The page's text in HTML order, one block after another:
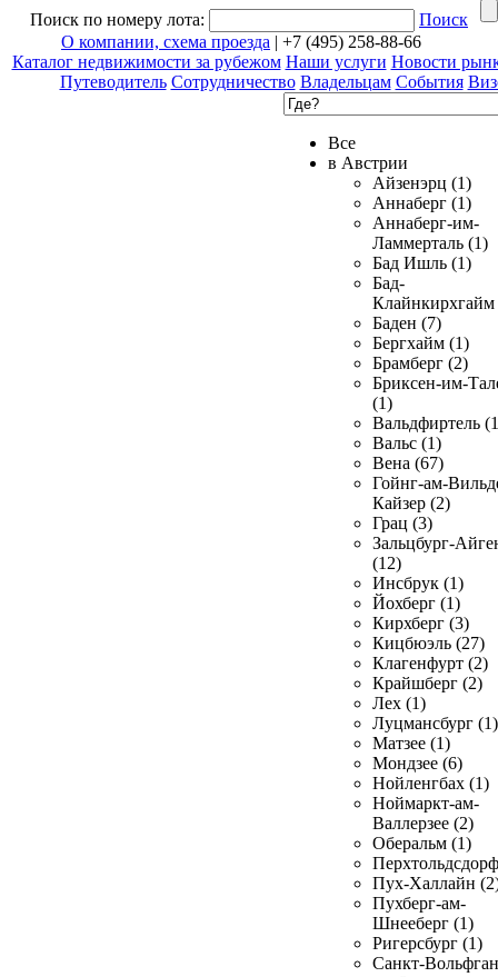
Поиск по номеру лота:
Поиск
О компании, схема проезда | +7 (495) 258-88-66
Каталог недвижимости за рубежом Наши услуги Новости
Путеводитель Сотрудничество Владельцам События
Все
в Австрии
Айзенэрц (1)
Аннаберг (1)
Аннаберг-им-
Ламмерталь (1)
Бад Ишль (1)
Бад-
Клайнкирхгайм
Баден (7)
Бергхайм (1)
Брамберг (2)
Бриксен-им-
(1)
Вальдфиртель
Вальс (1)
Вена (67)
Гойнг-ам-
Кайзер (2)
Грац (3)
Зальцбург-
(12)
Инсбрук (1)
Йохберг (1)
Кирхберг (3)
Кицбюэль (27)
Клагенфурт (2)
Крайшберг (2)
Лех (1)
Луцмансбург (1)
Матзее (1)
Мондзее (6)
Нойленгбах (1)
Ноймаркт-ам-
Валлерзее (2)
Оберальм (1)
Пух-Халлайн
Пухберг-ам-
Шнееберг (1)
Ригерсбург (1)
Санкт-